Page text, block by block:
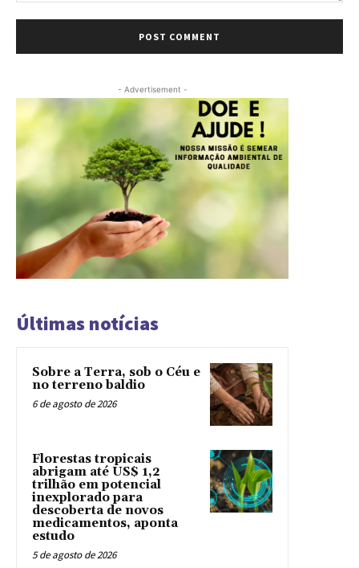
- Advertisement -
Últimas notícias
Sobre a Terra, sob o Céu e
no terreno baldio
6 de agosto de 2026
Florestas tropicais
abrigam até US$ 1,2
trilhão em potencial
inexplorado para
descoberta de novos
medicamentos, aponta
estudo
5 de agosto de 2026